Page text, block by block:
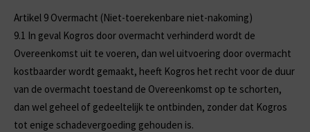
Artikel 9 Overmacht (Niet-toerekenbare niet-nakoming)
9.1 In geval Kogros door overmacht verhinderd wordt de
Overeenkomst uit te voeren, dan wel uitvoering door overmacht
kostbaarder wordt gemaakt, heeft Kogros het recht voor de duur
van de overmacht toestand de Overeenkomst op te schorten,
dan wel geheel of gedeeltelijk te ontbinden, zonder dat Kogros
tot enige schadevergoeding gehouden is.